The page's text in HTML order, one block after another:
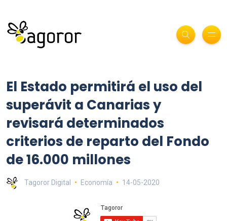
El Estado permitirá el uso del
superávit a Canarias y
revisará determinados
criterios de reparto del Fondo
de 16.000 millones
Tagoror Digital Economía 14-05-2020